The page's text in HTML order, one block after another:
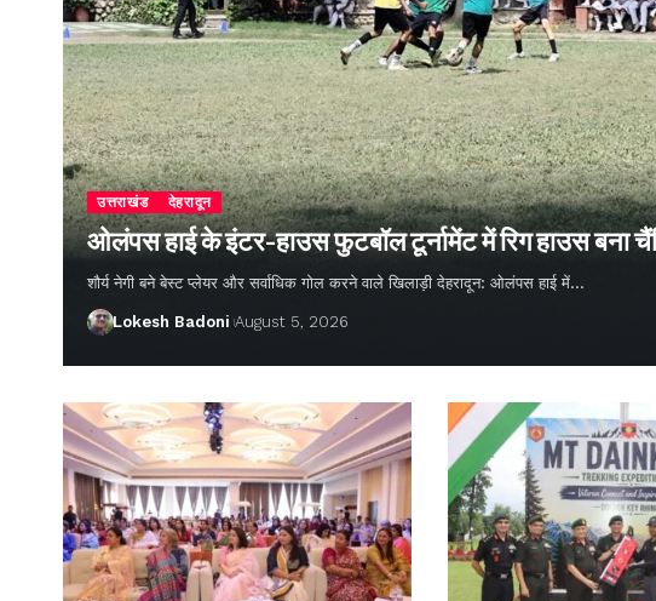
उत्तराखंड देहरादून
ओलंपस हाई के इंटर-हाउस फुटबॉल टूर्नामेंट में रिग हाउस बना
शौर्य नेगी बने बेस्ट प्लेयर और सर्वाधिक गोल करने वाले खिलाड़ी देहरादून: ओलंपस हाई में…
Lokesh Badoni August 5, 2026